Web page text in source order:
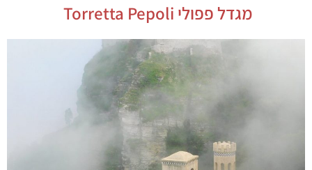
מגדל פפולי Torretta Pepoli